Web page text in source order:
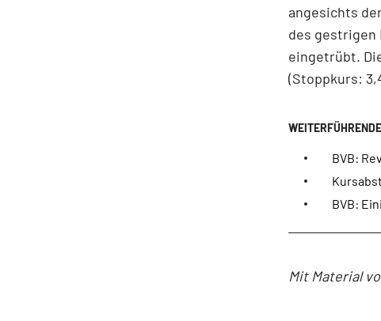
angesichts
des gestrigen
eingetrübt.
(Stoppkurs:
BVB:
BVB:
Mit Material